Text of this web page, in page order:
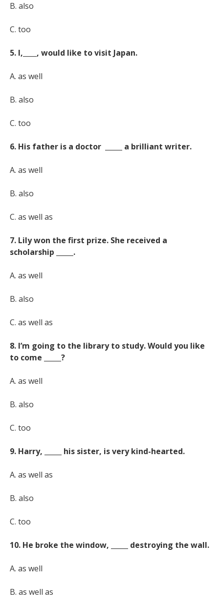
B. also
C. too
5. I,____, would like to visit Japan.
A. as well
B. also
C. too
6. His father is a doctor _____ a brilliant writer.
A. as well
B. also
C. as well as
7. Lily won the first prize. She received a
scholarship _____.
A. as well
B. also
C. as well as
8. I’m going to the library to study. Would you like
to come _____?
A. as well
B. also
C. too
9. Harry, _____ his sister, is very kind-hearted.
A. as well as
B. also
C. too
10. He broke the window, _____ destroying the wall.
A. as well
B. as well as